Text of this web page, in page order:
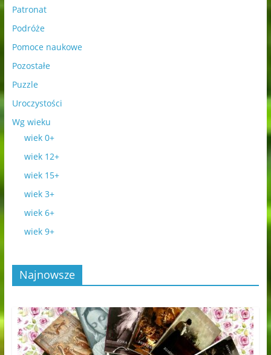
Patronat
Podróże
Pomoce naukowe
Pozostałe
Puzzle
Uroczystości
Wg wieku
wiek 0+
wiek 12+
wiek 15+
wiek 3+
wiek 6+
wiek 9+
Najnowsze